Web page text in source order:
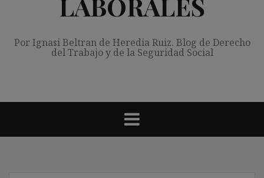
Por Ignasi Beltran de Heredia Ruiz. Blog de Derecho
del Trabajo y de la Seguridad Social